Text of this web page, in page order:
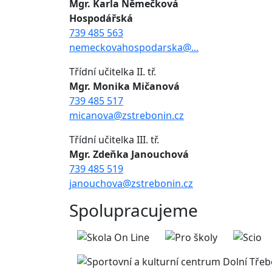
Mgr. Karla Němečková
Hospodářská
739 485 563
nemeckovahospodarska@...
Třídní učitelka II. tř.
Mgr. Monika Mičanová
739 485 517
micanova@zstrebonin.cz
Třídní učitelka III. tř.
Mgr. Zdeňka Janouchová
739 485 519
janouchova@zstrebonin.cz
Spolupracujeme